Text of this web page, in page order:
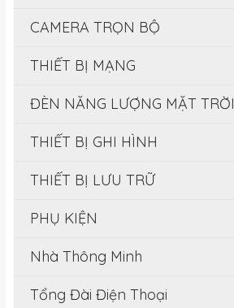
CAMERA TRỌN BỘ
THIẾT BỊ MẠNG
ĐÈN NĂNG LƯỢNG MẶT TRỜI
THIẾT BỊ GHI HÌNH
THIẾT BỊ LƯU TRỮ
PHỤ KIỆN
Nhà Thông Minh
Tổng Đài Điện Thoại